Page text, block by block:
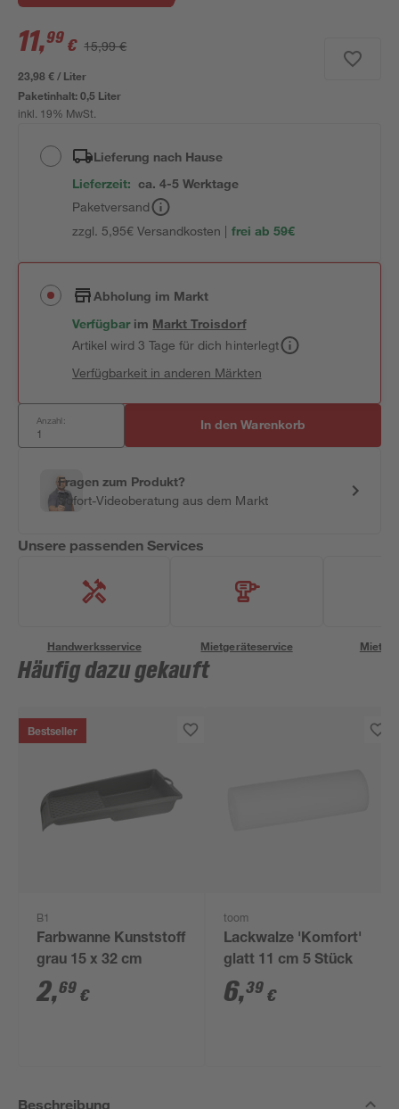
11,99 € 15,99 €
23,98 € / Liter
Paketinhalt:0,5 Liter
inkl. 19% MwSt.
Lieferung nach Hause
Lieferzeit: ca. 4-5 Werktage
Paketversand
zzgl. 5,95€ Versandkosten | frei ab 59€
Abholung im Markt
Verfügbar im MarktTroisdorf
Artikel wird 3 Tage für dich hinterlegt
Verfügbarkeit in anderen Märkten
Anzahl: In den Warenkorb
Fragen zum Produkt?
Sofort-Videoberatung aus dem Markt
Unsere passenden Services
Handwerksservice Mietgeräteservice
Häufig dazu gekauft
Bestseller
B1
Farbwanne Kunststoff
grau 15 x 32 cm
2,69 €
toom
Lackwalze 'Komfort'
glatt 11 cm 5 Stück
6,39 €
Beschreibung